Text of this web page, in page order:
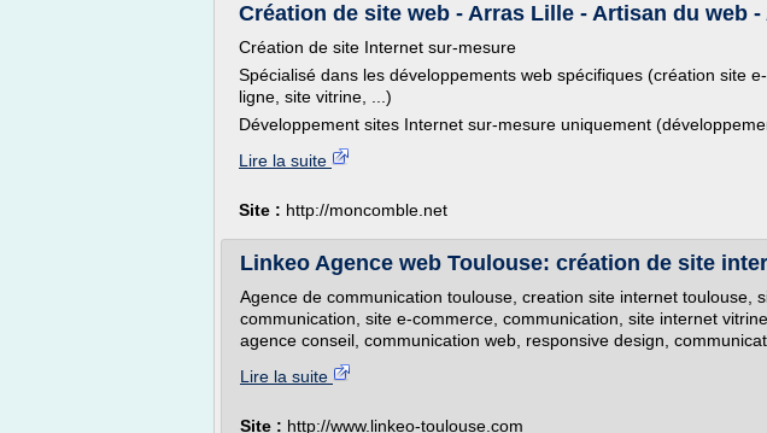
Création de site web - Arras Lille - Artisan du web -
Création de site Internet sur-mesure
Spécialisé dans les développements web spécifiques (création site
ligne, site vitrine, ...)
Développement sites Internet sur-mesure uniquement
Lire la suite
Site : http://moncomble.net
Linkeo Agence web Toulouse: création de site
Agence de communication toulouse, creation site internet toulouse,
communication, site e-commerce, communication, site internet
agence conseil, communication web, responsive design,
Lire la suite
Site : http://www.linkeo-toulouse.com